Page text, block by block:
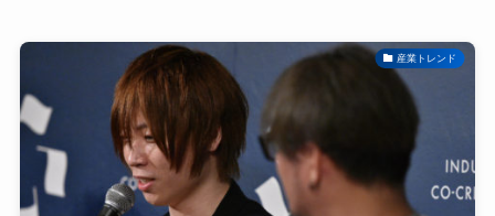
産業トレンド